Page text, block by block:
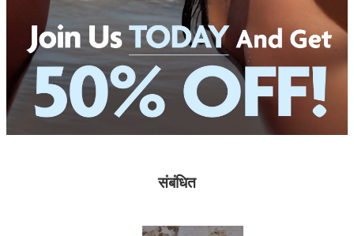
संबंधित